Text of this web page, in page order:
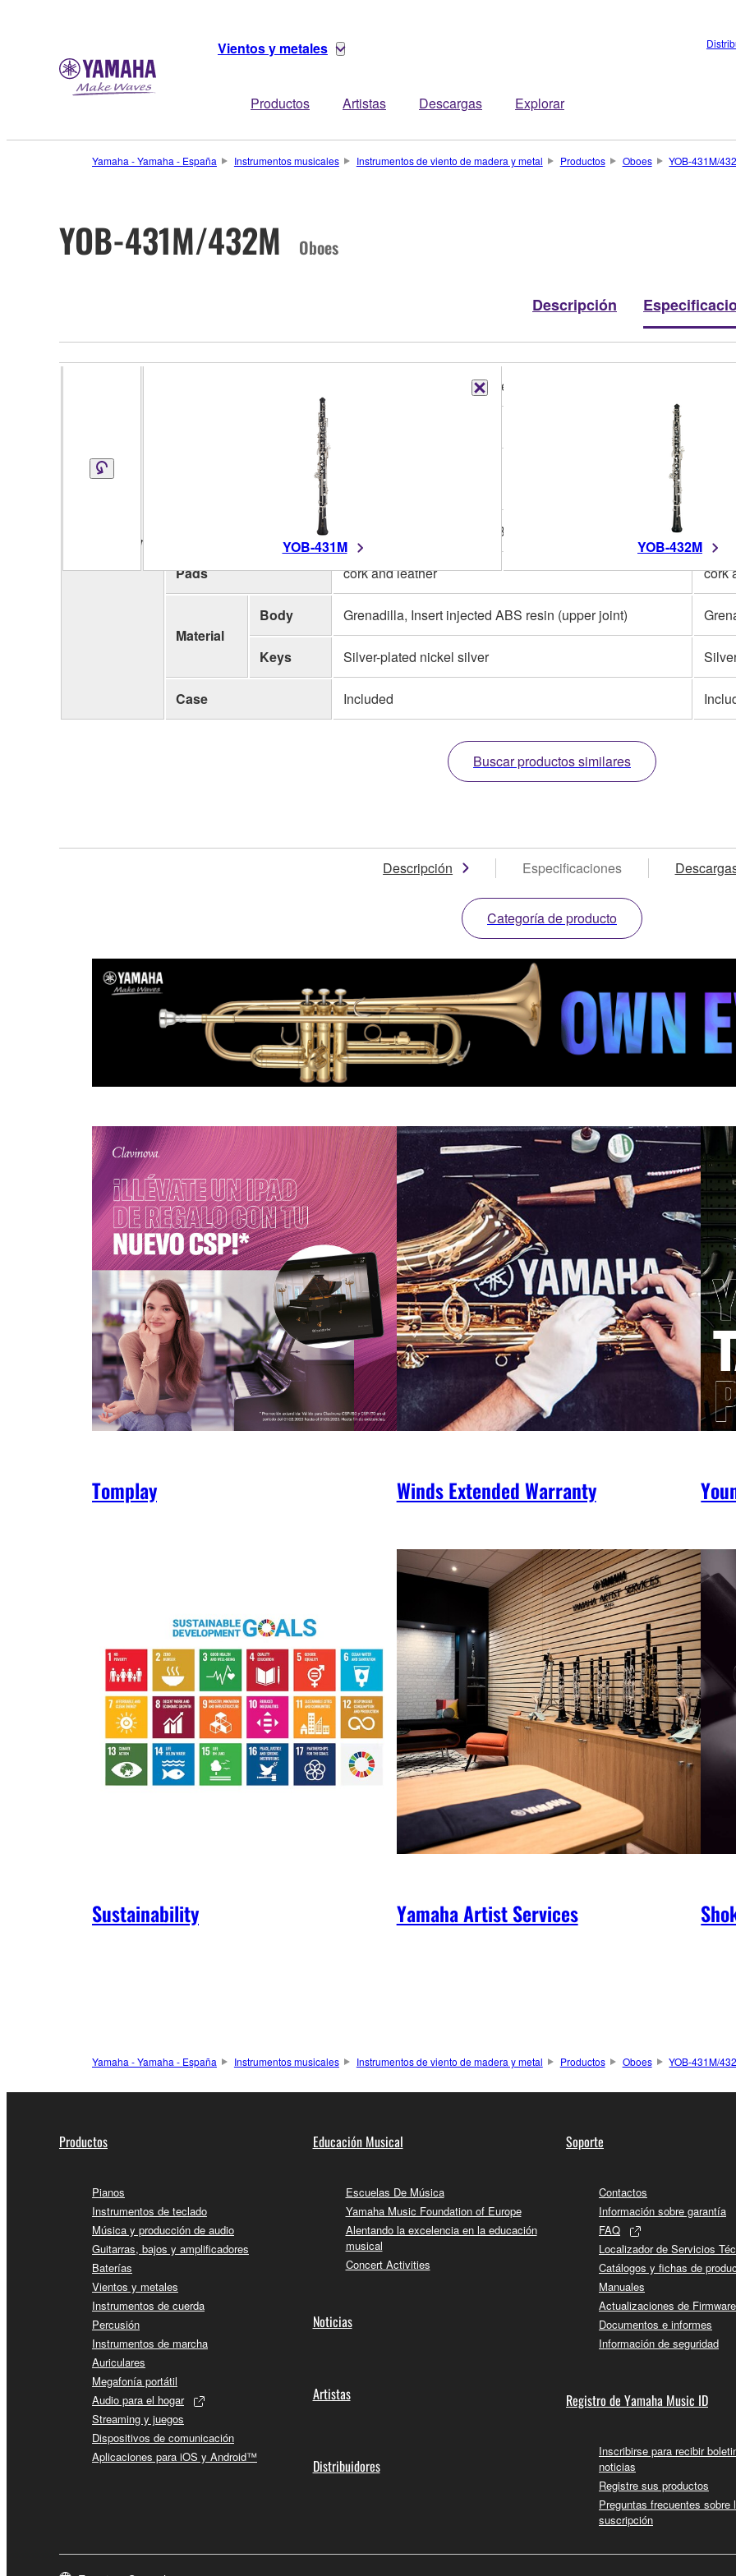
Vientos y metales
Productos Artistas Descargas Explorar
Yamaha - Yamaha - España Instrumentos musicales Instrumentos de viento de madera y metal Productos Oboes YOB-431M/
YOB-431M/432M Oboes
Descripción
YOB-431M YOB-432M
Specifications
Simplified Conservatoire (semi-automatic octave system)
Trill Keys C#-D#, F#-G#, Ab-Bb, A#-B, B-C#, Left C-D, Right C-D
Pads cork and leather cork
Material
Body Grenadilla, Insert injected ABS resin (upper joint)
Keys Silver-plated nickel silver
Case Included
Buscar productos similares
Descripción Especificaciones
Categoría de producto
Tomplay Winds Extended Warranty
Sustainability Yamaha Artist Services
Yamaha - Yamaha - España Instrumentos musicales Instrumentos de viento de madera y metal Productos Oboes YOB-431M/
Productos
Pianos
Instrumentos de teclado
Música y producción de audio
Guitarras, bajos y amplificadores
Baterías
Vientos y metales
Instrumentos de cuerda
Percusión
Instrumentos de marcha
Auriculares
Megafonía portátil
Audio para el hogar
Streaming y juegos
Dispositivos de comunicación
Aplicaciones para iOS y Android™
Educación Musical
Escuelas De Música
Yamaha Music Foundation of Europe
Alentando la excelencia en la educación
musical
Concert Activities
Noticias
Artistas
Distribuidores
Soporte
Contactos
Información sobre garantía
FAQ
Localizador de Servicios
Catálogos y fichas de
Manuales
Actualizaciones de
Documentos e informes
Información de seguridad
Registro de Yamaha Music ID
Inscribirse para recibir
noticias
Registre sus productos
Preguntas frecuentes sobre
suscripción